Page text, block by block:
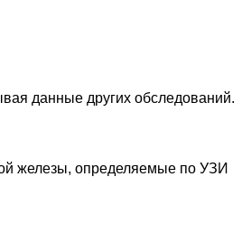
данные других обследований.
железы, определяемые по УЗИ